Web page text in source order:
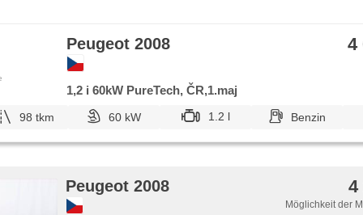
Peugeot 2008 4
1,2 i 60kW PureTech, ČR,1.maj
98 tkm 60 kW 1.2 l Benzin
Peugeot 2008 4
Möglichkeit der